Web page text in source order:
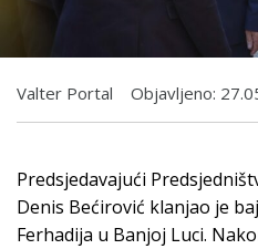
Valter Portal Objavljeno:
Predsjedavajući
Denis Bećirović klanjao je
Ferhadija u Banjoj Luci.